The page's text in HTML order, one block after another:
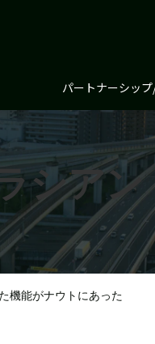
パートナーシッ
シアン
機能がナウトにあった